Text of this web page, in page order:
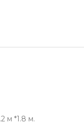
м *1.8 м.